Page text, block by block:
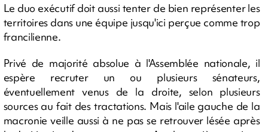
Le duo exécutif doit aussi tenter de bien représenter les
territoires dans une équipe jusqu'ici perçue comme trop
francilienne.
Privé de majorité absolue à l'Assemblée nationale, il
espère recruter un ou plusieurs sénateurs,
éventuellement venus de la droite, selon plusieurs
sources au fait des tractations. Mais l'aile gauche de la
macronie veille aussi à ne pas se retrouver lésée après